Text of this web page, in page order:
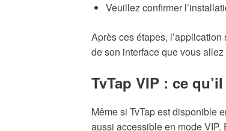
Veuillez confirmer
Après ces étapes,
de son interface que vous
TvTap VIP : ce
Même si TvTap est disponible
aussi accessible en mode